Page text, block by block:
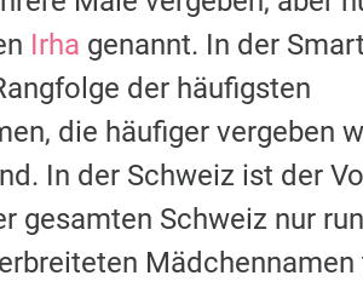
Irha genannt. In der
der häufigsten
die häufiger vergeben
In der Schweiz ist der
gesamten Schweiz nur